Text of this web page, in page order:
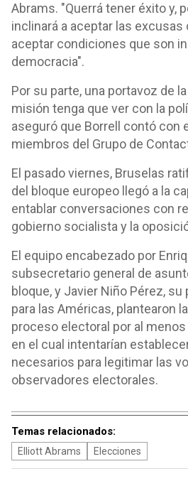
Abrams. "Querrá tener éxito y,
inclinará a aceptar las excusas
aceptar condiciones que son
democracia".
Por su parte, una portavoz de
misión tenga que ver con la
aseguró que Borrell contó con
miembros del Grupo de
El pasado viernes, Bruselas
del bloque europeo llegó a la
entablar conversaciones con
gobierno socialista y la
El equipo encabezado por
subsecretario general de
bloque, y Javier Niño Pérez,
para las Américas, plantearon
proceso electoral por al
en el cual intentarían
necesarios para legitimar las
observadores electorales.
Temas relacionados:
Elliott Abrams Elecciones